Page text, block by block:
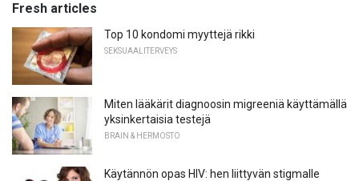
Fresh articles
Top 10 kondomi myyttejä rikki
SEKSUAALITERVEYS
Miten lääkärit diagnoosin migreeniä käyttämällä
yksinkertaisia ​​testejä
BRAIN & HERMOSTO
Käytännön opas HIV: hen liittyvän stigmalle